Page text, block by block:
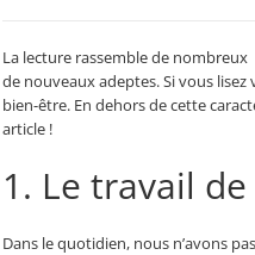
La lecture rassemble de
de nouveaux adeptes. Si vous
bien-être. En dehors de cette
article !
1. Le travail
Dans le quotidien, nous n’avons